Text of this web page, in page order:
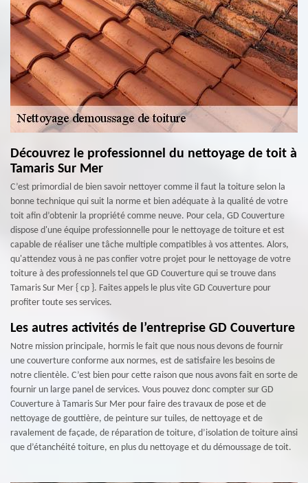
Découvrez le professionnel du nettoyage de toit à
Tamaris Sur Mer
C’est primordial de bien savoir nettoyer comme il faut la toiture selon la
bonne technique qui suit la norme et bien adéquate à la qualité de votre
toit afin d’obtenir la propriété comme neuve. Pour cela, GD Couverture
dispose d'une équipe professionnelle pour le nettoyage de toiture et est
capable de réaliser une tâche multiple compatibles à vos attentes. Alors,
qu'attendez vous à ne pas confier votre projet pour le nettoyage de votre
toiture à des professionnels tel que GD Couverture qui se trouve dans
Tamaris Sur Mer { cp }. Faites appels le plus vite GD Couverture pour
profiter toute ses services.
Les autres activités de l’entreprise GD Couverture
Notre mission principale, hormis le fait que nous nous devons de fournir
une couverture conforme aux normes, est de satisfaire les besoins de
notre clientèle. C’est bien pour cette raison que nous avons fait en sorte de
fournir un large panel de services. Vous pouvez donc compter sur GD
Couverture à Tamaris Sur Mer pour faire des travaux de pose et de
nettoyage de gouttière, de peinture sur tuiles, de nettoyage et de
ravalement de façade, de réparation de toiture, d’isolation de toiture ainsi
que d’étanchéité toiture, en plus du nettoyage et du démoussage de toit.